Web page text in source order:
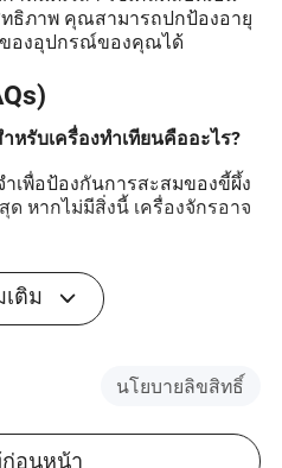
ธิภาพ คุณสามารถปกป้องอายุ
องอุปกรณ์ของคุณได้
รับเครื่องทำเทียนคืออะไร?
เพื่อป้องกันการสะสมของขี้ผึ้ง
หากไม่มีสิ่งนี้ เครื่องจักรอาจ
บการบำรุงรักษาเครื่องจักร
นะนำอุปกรณ์ใหม่หรือเมื่อมี
ทำความสะอาดทั่วไปสำหรับ
เติม
นโยบายลิขสิทธิ์
อนหน้า